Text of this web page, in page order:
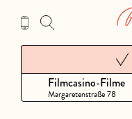
Inhalt
Filmcasino-Filme
Margaretenstraße 78